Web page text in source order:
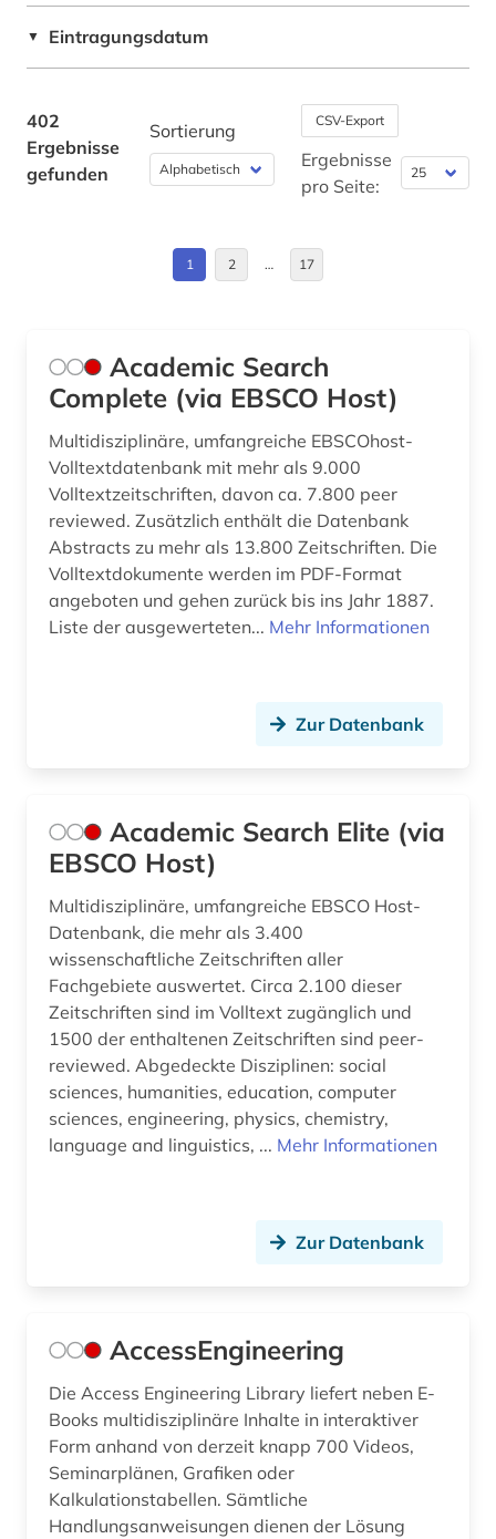
berufsschule (1)
betriebsführung (1)
betriebssicherheit (1)
bgvr (1)
bibliographie (3)
bibliographie 1964-1999 (1)
bibliometrie (1)
bibliothekswesen (1)
binnenschifffahrt (1)
binäre legierung (2)
bio- und geophysik (2)
bio-basierte verbundwerkstoffe (1)
bioenergie (1)
biologie (2)
biomaterial (1)
biomedizinische technik (2)
biopolymere (1)
biotechnologie (1)
biowissenschaften (1)
bodensanierung (1)
bodenschutz (1)
bohrung (1)
Ungarn (1)
▼ Eintragungsdatum
402
Ergebnisse
gefunden
Sortierung CSV-Export
Ergebnisse
pro Seite:
1 2 … 17
Academic Search
Complete (via EBSCO Host)
Multidisziplinäre, umfangreiche EBSCOhost-
Volltextdatenbank mit mehr als 9.000
Volltextzeitschriften, davon ca. 7.800 peer
reviewed. Zusätzlich enthält die Datenbank
Abstracts zu mehr als 13.800 Zeitschriften. Die
Volltextdokumente werden im PDF-Format
angeboten und gehen zurück bis ins Jahr 1887.
Liste der ausgewerteten... Mehr Informationen
Zur Datenbank
Academic Search Elite (via
EBSCO Host)
Multidisziplinäre, umfangreiche EBSCO Host-
Datenbank, die mehr als 3.400
wissenschaftliche Zeitschriften aller
Fachgebiete auswertet. Circa 2.100 dieser
Zeitschriften sind im Volltext zugänglich und
1500 der enthaltenen Zeitschriften sind peer-
reviewed. Abgedeckte Disziplinen: social
sciences, humanities, education, computer
sciences, engineering, physics, chemistry,
language and linguistics, ... Mehr Informationen
Zur Datenbank
AccessEngineering
Die Access Engineering Library liefert neben E-
Books multidisziplinäre Inhalte in interaktiver
Form anhand von derzeit knapp 700 Videos,
Seminarplänen, Grafiken oder
Kalkulationstabellen. Sämtliche
Handlungsanweisungen dienen der Lösung